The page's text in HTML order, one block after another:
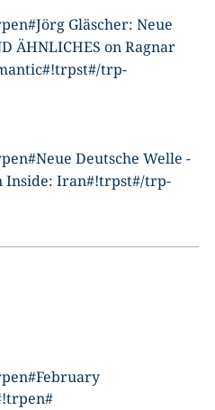
Jörg Gläscher: Neue
ÄHNLICHES onRagnar
#!trpst#/trp-
Neue Deutsche Welle -
Inside: Iran#!trpst#/trp-